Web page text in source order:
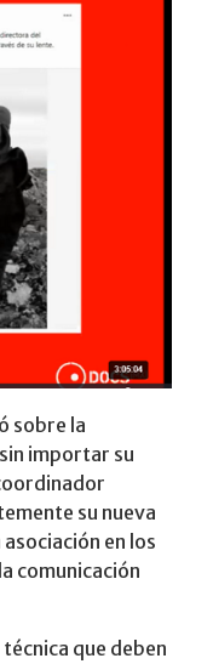
sobre la
importar su
su nueva
en los
comunicación
que deben